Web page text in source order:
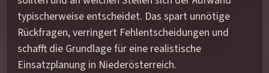
typischerweise entscheidet. Das spart unnötige
Rückfragen, verringert Fehlentscheidungen und
schafft die Grundlage für eine realistische
Einsatzplanung in Niederösterreich.